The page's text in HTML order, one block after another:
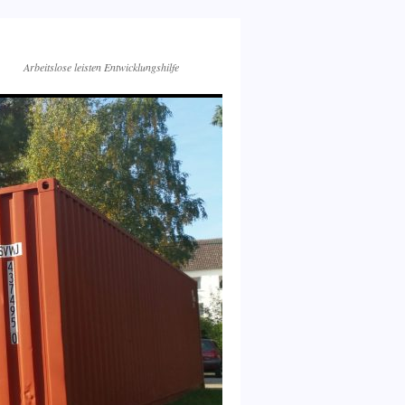
Arbeitslose leisten Entwicklungshilfe